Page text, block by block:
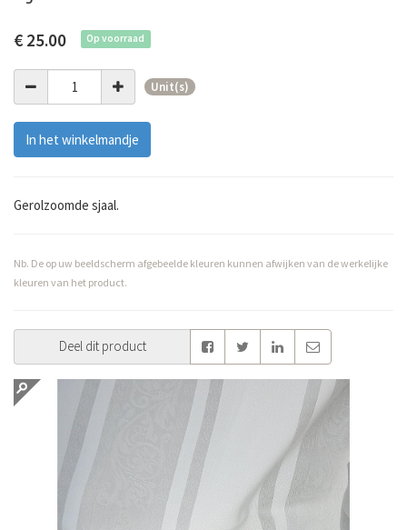
€ 25.00 Op voorraad
Unit(s)
In het winkelmandje
Gerolzoomde sjaal.
Nb. De op uw beeldscherm afgebeelde kleuren kunnen afwijken van de werkelijke
kleuren van het product.
Deel dit product